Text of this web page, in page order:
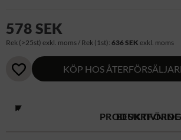
578 SEK
Rek (>25st) exkl. moms / Rek (1st):636 SEK exkl. moms
KÖP HOS